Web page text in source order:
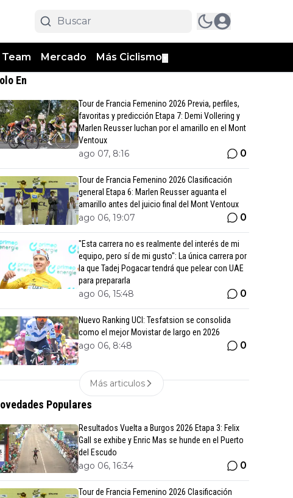
Mercado Más Ciclismo
En
Tour de Francia Femenino 2026 Previa, perfiles,
favoritas y predicción Etapa 7: Demi Vollering y
Marlen Reusser luchan por el amarillo en el Mont
Ventoux
ago 07, 8:16 0
Tour de Francia Femenino 2026 Clasificación
general Etapa 6: Marlen Reusser aguanta el
amarillo antes del juicio final del Mont Ventoux
ago 06, 19:07 0
"Esta carrera no es realmente del interés de mi
equipo, pero sí de mi gusto": La única carrera por
la que Tadej Pogacar tendrá que pelear con UAE
para prepararla
ago 06, 15:48 0
Nuevo Ranking UCI: Tesfatsion se consolida
como el mejor Movistar de largo en 2026
ago 06, 8:48 0
Más articulos
Populares
Resultados Vuelta a Burgos 2026 Etapa 3: Felix
Gall se exhibe y Enric Mas se hunde en el Puerto
del Escudo
ago 06, 16:34 0
Tour de Francia Femenino 2026 Clasificación